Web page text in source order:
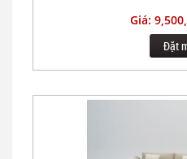
Giá:
Đặt